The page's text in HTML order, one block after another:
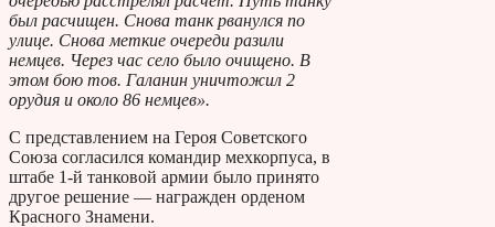
был расчищен. Снова танк рванулся по
улице. Снова меткие очереди разили
немцев. Через час село было очищено. В
этом бою тов. Галанин уничтожил 2
орудия и около 86 немцев».
С представлением на Героя Советского
Союза согласился командир мехкорпуса, в
штабе 1-й танковой армии было принято
другое решение — награжден орденом
Красного Знамени.